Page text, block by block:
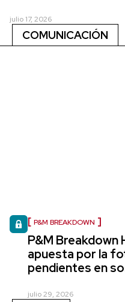
julio 17, 2026
COMUNICACIÓN
P&M BREAKDOWN
P&M Breakdown
apuesta por la
pendientes en
julio 29, 2026